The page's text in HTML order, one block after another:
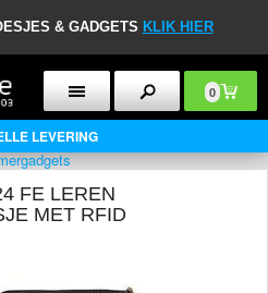
& GADGETS KLIK HIER
0
LEVERING
FE LEREN
MET RFID